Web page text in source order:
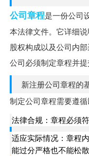
公司章程是一份公司
本法律文件。它详细说
股权构成以及公司内
公司必须制定章程并提
新注册公司章程的
制定公司章程需要遵循
法律合规：章程必须
适应实际情况：章程
能过分严格也不能松散